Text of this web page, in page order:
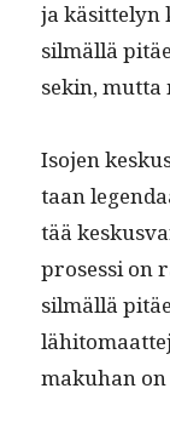
ja käsit­te­lyn
silmäl­lä
sekin,
Iso­jen
taan
tää
pros­es­si on
silmäl­lä
makuhan